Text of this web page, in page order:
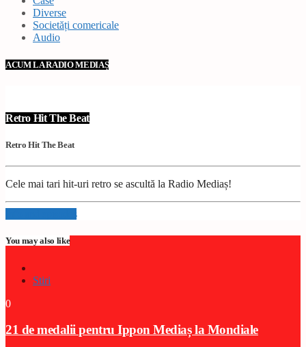
Diverse
Societăți comericale
Audio
ACUM LA RADIO MEDIAȘ
Retro Hit The Beat
Retro Hit The Beat
Cele mai tari hit-uri retro se ascultă la Radio Mediaș!
Info and episodes
You may also like
Stiri
0
21 de medalii pentru Ippon Mediaș la Mondiale